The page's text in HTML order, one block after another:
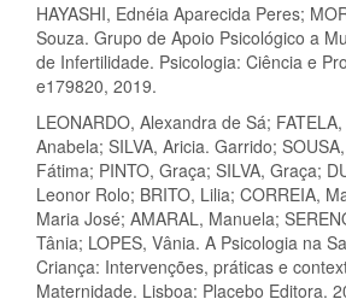
HAYASHI, Ednéia Aparecida Peres;
Souza. Grupo de Apoio Psicológico a
de Infertilidade. Psicologia: Ciência e
e179820, 2019.
LEONARDO, Alexandra de Sá;
Anabela; SILVA, Aricia. Garrido;
Fátima; PINTO, Graça; SILVA, Graça;
Leonor Rolo; BRITO, Lilia; CORREIA,
Maria José; AMARAL, Manuela;
Tânia; LOPES, Vânia. A Psicologia na
Criança: Intervenções, práticas e
Maternidade. Lisboa: Placebo Editora.